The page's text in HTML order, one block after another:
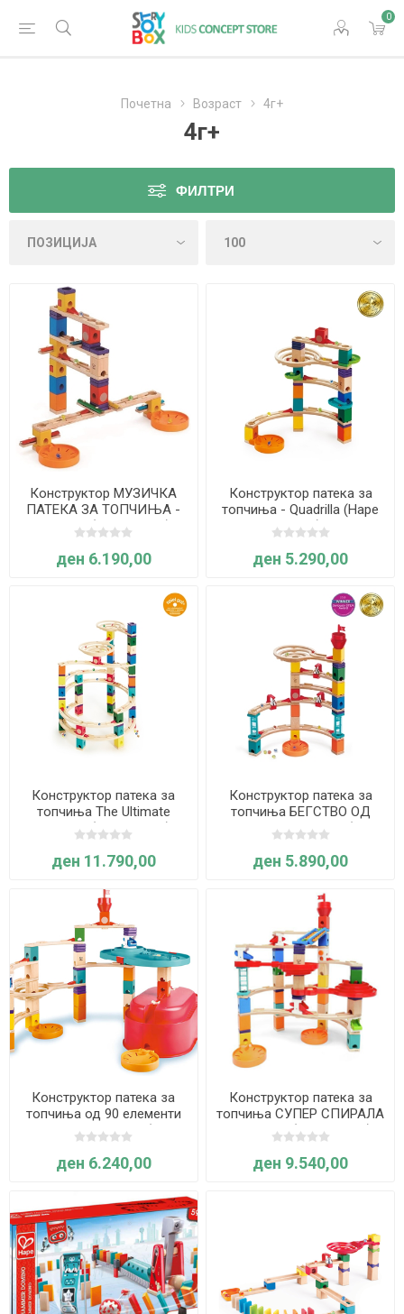
0
Почетна Возраст 4г+
4г+
ФИЛТРИ
Конструктор МУЗИЧКА
ПАТЕКА ЗА ТОПЧИЊА -
Quadrilla (Hape E6012)
ден 6.190,00
Конструктор патека за
топчиња - Quadrilla (Hape
E6020)
ден 5.290,00
Конструктор патека за
топчиња The Ultimate
Quadrilla (Hape E6008)
ден 11.790,00
Конструктор патека за
топчиња БЕГСТВО ОД
ЗАМОКОТ - Quadrilla (Hape
E6019)
ден 5.890,00
Конструктор патека за
топчиња од 90 елементи
во кутија - Quadrilla (Hape
E6027)
ден 6.240,00
Конструктор патека за
топчиња СУПЕР СПИРАЛА
- Quadrilla (Hape E6024)
ден 9.540,00